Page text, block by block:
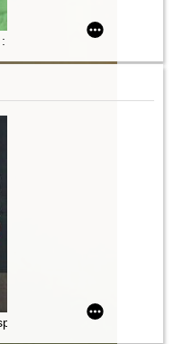
sobie z depresją, stresem i
możesz z nią wygrać
politologicznej :